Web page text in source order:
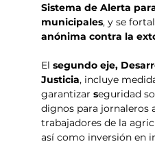
Sistema de Alerta
municipales, y se
anónima contra la
El segundo eje,
Justicia, incluye
garantizar seguridad
dignos para jornaleros
trabajadores de la
así como inversión en